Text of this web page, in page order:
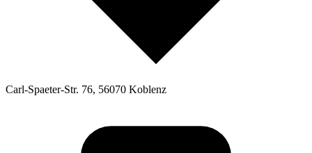
Carl-Spaeter-Str. 76, 56070 Koblenz